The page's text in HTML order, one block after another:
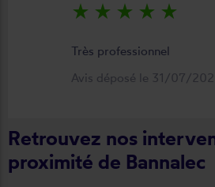
star_rate star_rate star_rate star_rate star_rate
Très professionnel
Avis déposé le 31/07/
Retrouvez nos
proximité de Bannalec